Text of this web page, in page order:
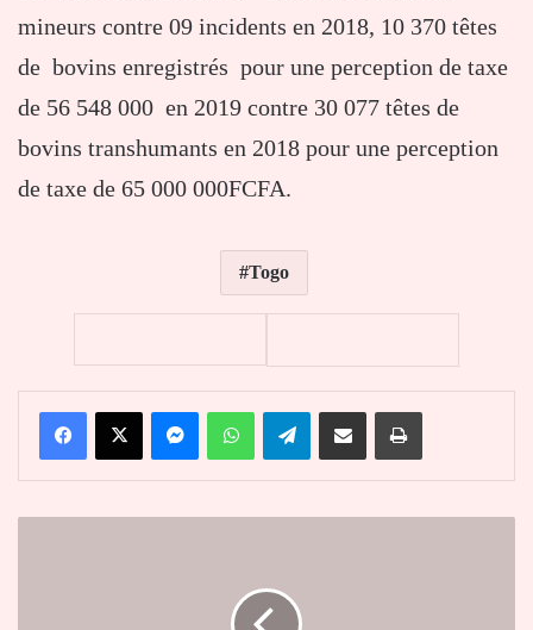
mineurs contre 09 incidents en 2018, 10 370 têtes
de bovins enregistrés pour une perception de taxe
de 56 548 000 en 2019 contre 30 077 têtes de
bovins transhumants en 2018 pour une perception
de taxe de 65 000 000FCFA.
Togo
FacebookX MessengerWhatsAppTelegramPartager par email Imprimer